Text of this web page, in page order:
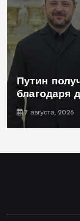
Путин
благодаря
7 августа, 2026